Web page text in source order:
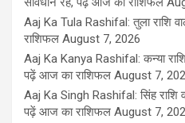
Aaj Ka Tula Rashifal: तुला राशि
राशिफल August 7, 2026
Aaj Ka Kanya Rashifal: कन्या
पढ़ें आज का राशिफल August 7,
Aaj Ka Singh Rashifal: सिंह राशि
पढ़ें आज का राशिफल August 7,